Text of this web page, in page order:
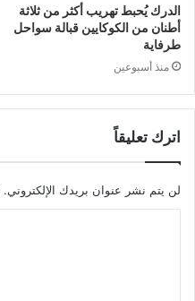
الدرك يُحبط تهريب أكثر من ثلاثة
أطنان من الكوكايين قبالة سواحل
طرفاية
منذ أسبوعين
اترك تعليقاً
لن يتم نشر عنوان بريدك الإلكتروني.